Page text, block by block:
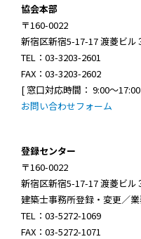
協会本部
〒160-0022
新宿区新宿5-17-17 渡菱ビル
TEL：03-3203-2601
FAX：03-3203-2602
[ 窓口対応時間： 9:00～
お問い合わせフォーム
登録センター
〒160-0022
新宿区新宿5-17-17 渡菱ビル
建築士事務所登録・変更／
TEL：03-5272-1069
FAX：03-5272-1071